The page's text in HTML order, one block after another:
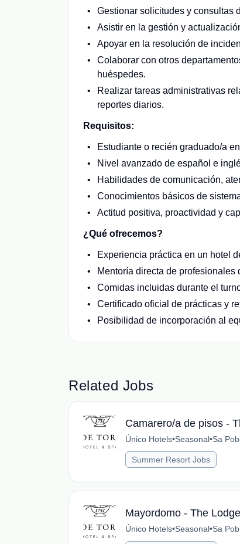
Gestionar solicitudes y consultas
Asistir en la gestión y
Apoyar en la resolución de
Colaborar con otros
huéspedes.
Realizar tareas administrativas
reportes diarios.
Requisitos:
Estudiante o recién graduado/a
Nivel avanzado de español e
Habilidades de comunicación,
Conocimientos básicos de
Actitud positiva, proactividad y
¿Qué ofrecemos?
Experiencia práctica en un hotel
Mentoría directa de
Comidas incluidas durante el
Certificado oficial de prácticas y
Posibilidad de incorporación al
Related Jobs
Camarero/a de pisos -
Único Hotels•Seasonal•Sa
Summer Resort Jobs
Mayordomo - The
Único Hotels•Seasonal•Sa